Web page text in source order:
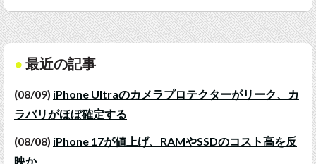
最近の記事
(08/09) iPhone Ultraのカメラプロテクターがリーク、カ
ラバリがほぼ確定する
(08/08) iPhone 17が値上げ、RAMやSSDのコスト高を反
映か